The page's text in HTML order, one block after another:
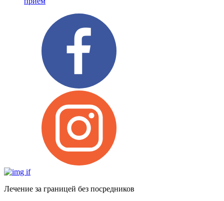
Лечение за границей без посредников